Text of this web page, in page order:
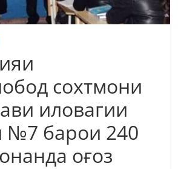
сохтмони
иловагии
№7 барои 240
оғоз